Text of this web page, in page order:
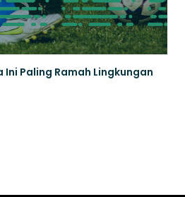
Ini Paling Ramah Lingkungan